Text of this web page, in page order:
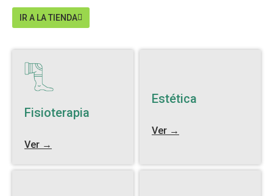
IR A LA TIENDA
Fisioterapia
Ver →
Estética
Ver →